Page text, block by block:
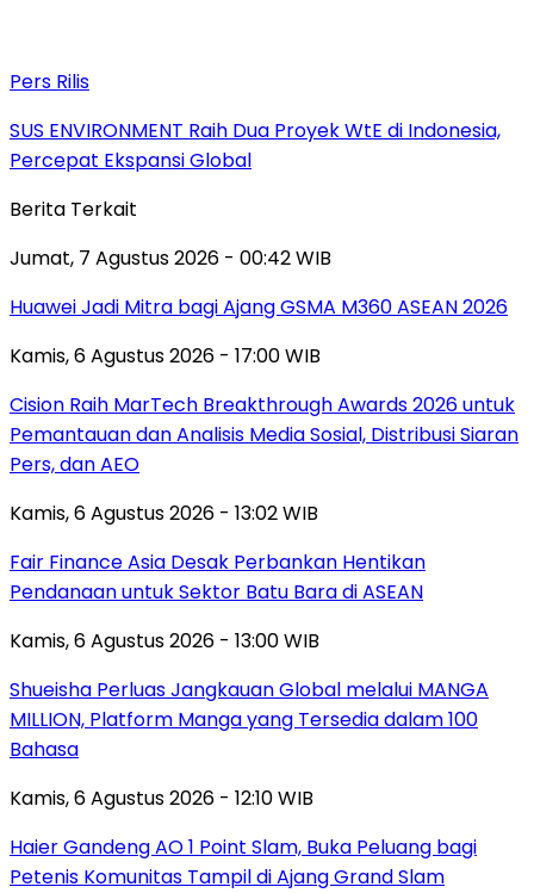
Pers Rilis
SUS ENVIRONMENT Raih Dua Proyek WtE di Indonesia,
Percepat Ekspansi Global
Berita Terkait
Jumat, 7 Agustus 2026 - 00:42 WIB
Huawei Jadi Mitra bagi Ajang GSMA M360 ASEAN 2026
Kamis, 6 Agustus 2026 - 17:00 WIB
Cision Raih MarTech Breakthrough Awards 2026 untuk
Pemantauan dan Analisis Media Sosial, Distribusi Siaran
Pers, dan AEO
Kamis, 6 Agustus 2026 - 13:02 WIB
Fair Finance Asia Desak Perbankan Hentikan
Pendanaan untuk Sektor Batu Bara di ASEAN
Kamis, 6 Agustus 2026 - 13:00 WIB
Shueisha Perluas Jangkauan Global melalui MANGA
MILLION, Platform Manga yang Tersedia dalam 100
Bahasa
Kamis, 6 Agustus 2026 - 12:10 WIB
Haier Gandeng AO 1 Point Slam, Buka Peluang bagi
Petenis Komunitas Tampil di Ajang Grand Slam